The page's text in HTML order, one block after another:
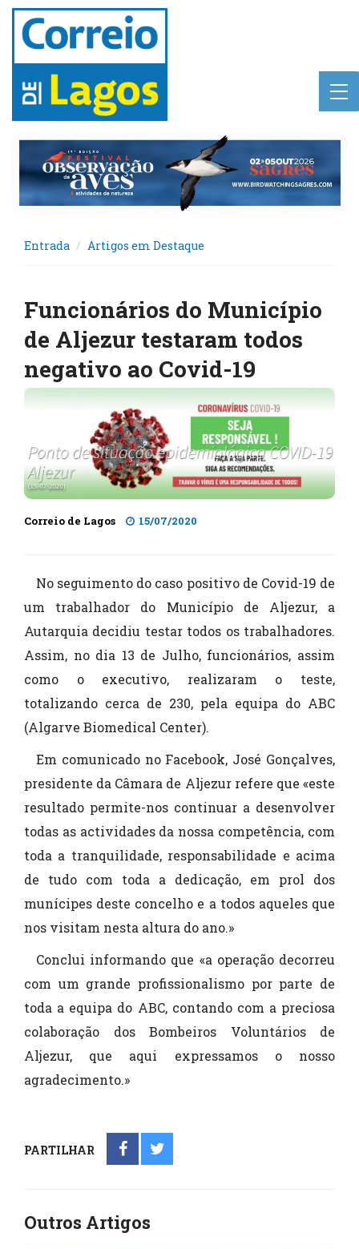
Entrada Artigos em Destaque
Funcionários do Município
de Aljezur testaram todos
negativo ao Covid-19
Correio de Lagos 15/07/2020
No seguimento do caso positivo de Covid-19 de
um trabalhador do Município de Aljezur, a
Autarquia decidiu testar todos os trabalhadores.
Assim, no dia 13 de Julho, funcionários, assim
como o executivo, realizaram o teste,
totalizando cerca de 230, pela equipa do ABC
(Algarve Biomedical Center).
Em comunicado no Facebook, José Gonçalves,
presidente da Câmara de Aljezur refere que «este
resultado permite-nos continuar a desenvolver
todas as actividades da nossa competência, com
toda a tranquilidade, responsabilidade e acima
de tudo com toda a dedicação, em prol dos
munícipes deste concelho e a todos aqueles que
nos visitam nesta altura do ano.»
Conclui informando que «a operação decorreu
com um grande profissionalismo por parte de
toda a equipa do ABC, contando com a preciosa
colaboração dos Bombeiros Voluntários de
Aljezur, que aqui expressamos o nosso
agradecimento.»
PARTILHAR
Outros Artigos